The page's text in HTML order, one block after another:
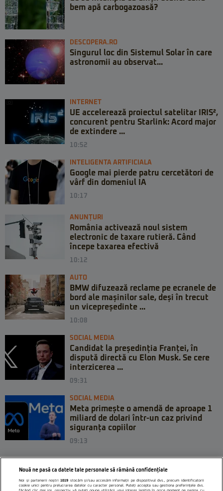
bem apă carbogazoasă?
DESCOPERA.RO
Singurul loc din Sistemul Solar în care
astronomii au observat...
INTERNET
UE accelerează proiectul satelitar IRIS²,
concurent pentru Starlink: Acord major
de extindere ...
10:52
INTELIGENTA ARTIFICIALA
Google mai pierde patru cercetători de
vârf din domeniul IA
10:17
ANUNȚURI
România activează noul sistem
electronic de taxare rutieră. Când
începe taxarea efectivă
10:12
AUTO
BMW difuzează reclame pe ecranele de
bord ale mașinilor sale, deși în trecut
un vicepreședinte ...
10:08
SOCIAL MEDIA
Candidat la președinția Franței, în
dispută directă cu Elon Musk. Se cere
interzicerea ...
09:31
SOCIAL MEDIA
Meta primește o amendă de aproape 1
miliard de dolari într-un caz privind
siguranța copiilor
09:13
Nouă ne pasă ca datele tale personale să rămână confidențiale
Noi și partenerii noștri1019 stocăm și/sau accesăm informații pe dispozitivul dvs., precum identificatorii
cookie unici pentru prelucrarea datelor cu caracter personal. Puteți accepta sau gestiona preferințele dvs.